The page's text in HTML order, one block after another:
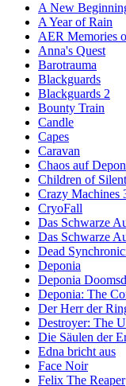
A New
A Year of Rain
AER Memories
Anna's Quest
Barotrauma
Blackguards
Blackguards 2
Bounty Train
Candle
Capes
Caravan
Chaos auf
Children of
Crazy Machines
CryoFall
Das Schwarze
Das Schwarze
Dead
Deponia
Deponia
Deponia: The
Der Herr der
Destroyer: The
Die Säulen der
Edna bricht aus
Face Noir
Felix The Reaper